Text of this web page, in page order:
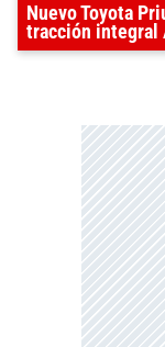
Nuevo Toyota
tracción integral